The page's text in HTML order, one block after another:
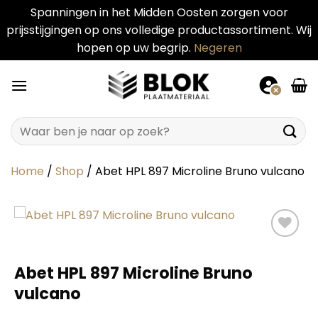
Spanningen in het Midden Oosten zorgen voor
prijsstijgingen op ons volledige productassortiment. Wij
hopen op uw begrip. Negeren
naar
Zoeken
naar:
Home / Shop / Abet HPL 897 Microline Bruno vulcano
Abet HPL 897 Microline Bruno
vulcano